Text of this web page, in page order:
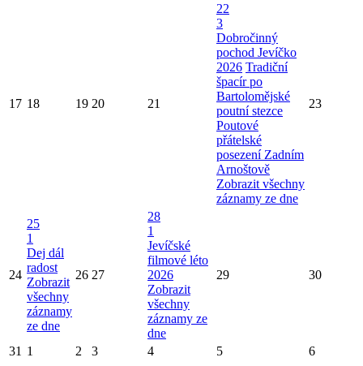
17 18 19 20 21
22
3
Dobročinný
pochod Jevíčko
2026 Tradiční
špacír po
Bartolomějské
poutní stezce
Poutové
přátelské
posezení Zadním
Arnoštově
Zobrazit všechny
záznamy ze dne
23
24
25
1
Dej dál
radost
Zobrazit
všechny
záznamy
ze dne
26 27
28
1
Jevíčské
filmové léto
2026
Zobrazit
všechny
záznamy ze
dne
29 30
31 1 2 3 4 5 6